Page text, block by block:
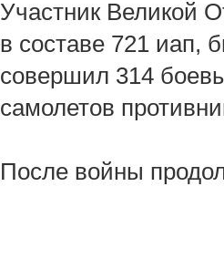
Участник Великой
в составе 721 иап,
совершил 314
самолетов
После войны